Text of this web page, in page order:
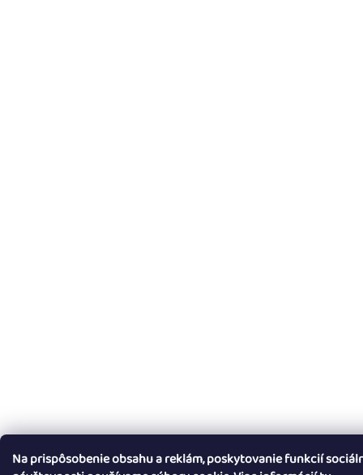
Na prispôsobenie obsahu a reklám, poskytovanie funkcií